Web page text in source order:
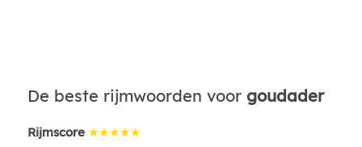
De beste rijmwoorden voor goudader
Rijmscore ★★★★★